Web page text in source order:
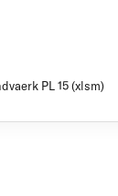
PL 15 (xlsm)